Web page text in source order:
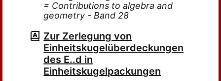
= Contributions to algebra and
geometry - Band 28
Zur Zerlegung von
Einheitskugelüberdeckungen
des E..d in
Einheitskugelpackungen